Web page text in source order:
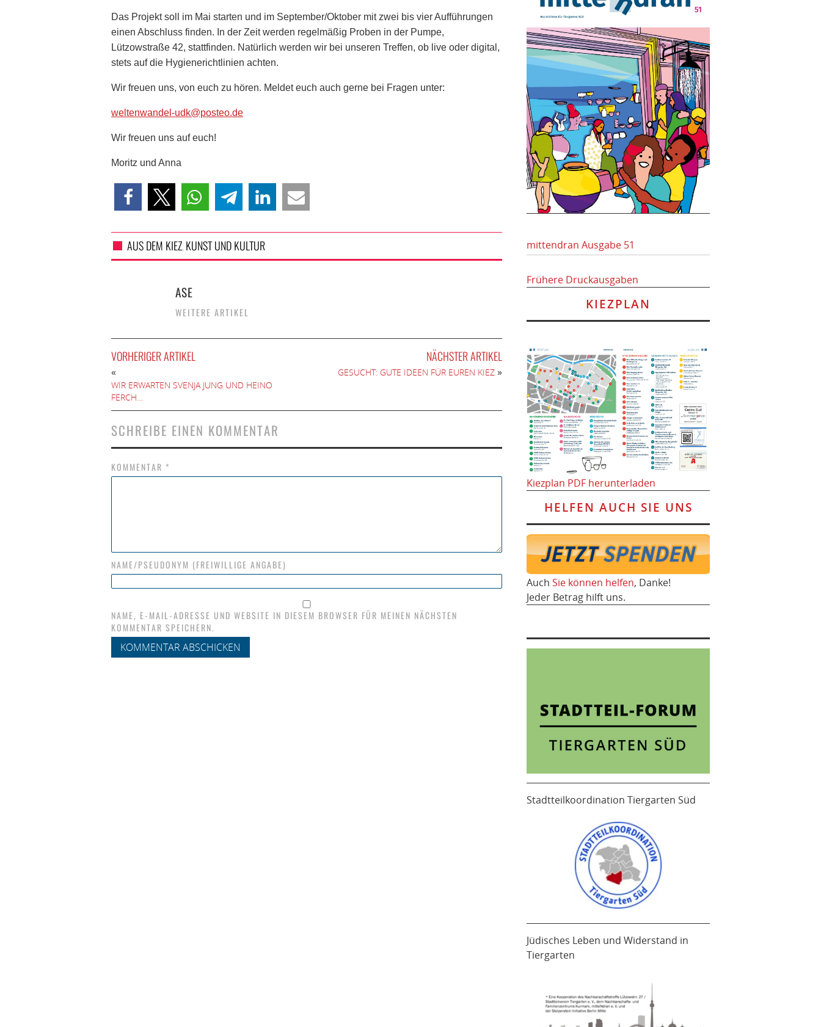
Das Projekt soll im Mai starten und im September/Oktober mit zwei bis vier Aufführungen
einen Abschluss finden. In der Zeit werden regelmäßig Proben in der Pumpe,
Lützowstraße 42, stattfinden. Natürlich werden wir bei unseren Treffen, ob live oder digital,
stets auf die Hygienerichtlinien achten.
Wir freuen uns, von euch zu hören. Meldet euch auch gerne bei Fragen unter:
weltenwandel-udk@posteo.de
Wir freuen uns auf euch!
Moritz und Anna
AUS DEM KIEZ, KUNST UND KULTUR
ASE
WEITERE ARTIKEL
VORHERIGER ARTIKEL
«
WIR ERWARTEN SVENJA JUNG UND HEINO
FERCH…
NÄCHSTER ARTIKEL
GESUCHT: GUTE IDEEN FÜR EUREN KIEZ »
SCHREIBE EINEN KOMMENTAR
KOMMENTAR *
NAME/PSEUDONYM (FREIWILLIGE ANGABE)
NAME, E-MAIL-ADRESSE UND WEBSITE IN DIESEM BROWSER FÜR MEINEN NÄCHSTEN
KOMMENTAR SPEICHERN.
mittendran Ausgabe 51
Frühere Druckausgaben
KIEZPLAN
Kiezplan PDF herunterladen
HELFEN AUCH SIE UNS
Auch Sie können helfen, Danke!
Jeder Betrag hilft uns.
Stadtteilkoordination Tiergarten Süd
Jüdisches Leben und Widerstand in
Tiergarten